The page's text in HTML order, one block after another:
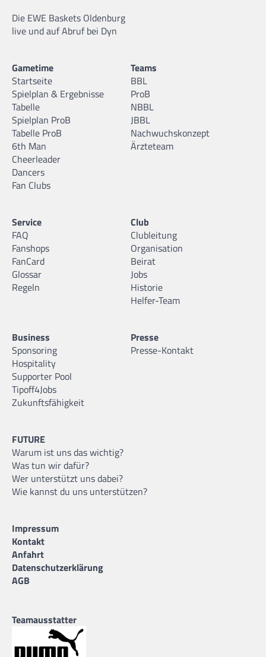
Die EWE Baskets Oldenburg
live und auf Abruf bei Dyn
Gametime
Startseite
Spielplan & Ergebnisse
Tabelle
Spielplan ProB
Tabelle ProB
6th Man
Cheerleader
Dancers
Fan Clubs
Teams
BBL
ProB
NBBL
JBBL
Nachwuchskonzept
Ärzteteam
Service
FAQ
Fanshops
FanCard
Glossar
Regeln
Club
Clubleitung
Organisation
Beirat
Jobs
Historie
Helfer-Team
Business
Sponsoring
Hospitality
Supporter Pool
Tipoff4Jobs
Zukunftsfähigkeit
Presse
Presse-Kontakt
FUTURE
Warum ist uns das wichtig?
Was tun wir dafür?
Wer unterstützt uns dabei?
Wie kannst du uns unterstützen?
Impressum
Kontakt
Anfahrt
Datenschutzerklärung
AGB
Teamausstatter